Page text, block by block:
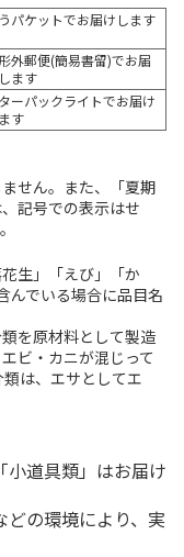
パケットでお届けします
外郵便(簡易書留)でお届
ます
ーパックライトでお届け
す
せん。また、「夏期
記号での表示はせ
生」「えび」「か
んでいる場合に品目名
を原材料として製造
ビ・カニが混じって
は、エサとしてエ
小道具類」はお届け
の環境により、実